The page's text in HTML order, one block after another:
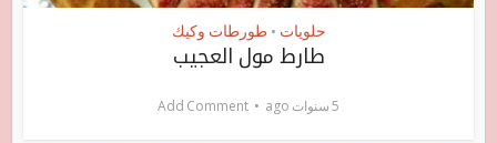
حلويات • طورطات وكيك
طارط مول العجيب
5 سنوات ago Add Comment